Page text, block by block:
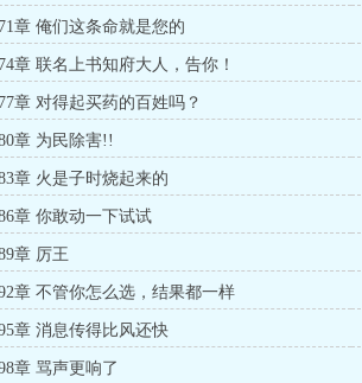
章 俺们这条命就是您的
章 联名上书知府大人，告你！
章 对得起买药的百姓吗？
章 为民除害!!
章 火是子时烧起来的
章 你敢动一下试试
章 厉王
章 不管你怎么选，结果都一样
章 消息传得比风还快
章 骂声更响了